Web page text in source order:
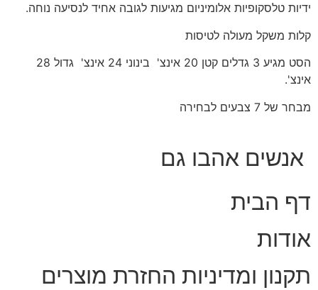
ידיות טלסקופיות אלומיניום מגיעות לגובה אחיד לנסיעה נוחה.
קלות משקל מעולה לטיסות
הסט מגיע 3 גדלים קטן 20 אינצ' בינוני 24 אינצ' גדול 28
אינצ'.
מבחר של 7 צבעים לבחירה
אנשים אהבו גם
דף הבית
אודות
תקנון ומדיניות החזרת מוצרים